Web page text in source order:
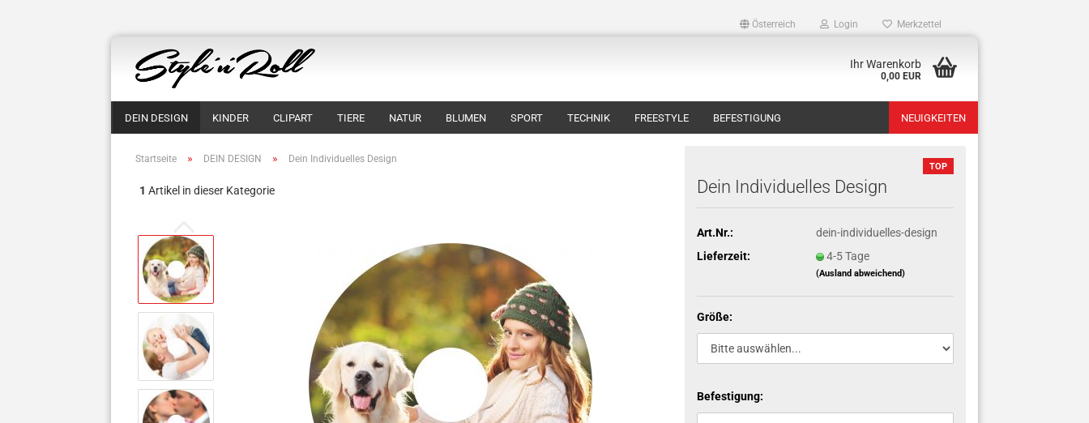
Österreich Login Merkzettel
Ihr Warenkorb
0,00 EUR
DEIN DESIGN KINDER CLIPART TIERE NATUR BLUMEN SPORT TECHNIK FREESTYLE BEFESTIGUNG NEUIGKEITEN
Startseite » DEIN DESIGN » Dein Individuelles Design
1 Artikel in dieser Kategorie
TOP
Dein Individuelles Design
Art.Nr.:
dein-individuelles-design
Lieferzeit:
4-5 Tage
(Ausland abweichend)
Größe:
Befestigung: